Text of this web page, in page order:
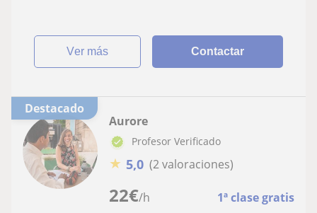
ver más Contactar
Destacado
22€/h 1ª clase gratis
Aurore
Profesor Verificado
★ 5,0 (2 valoraciones)